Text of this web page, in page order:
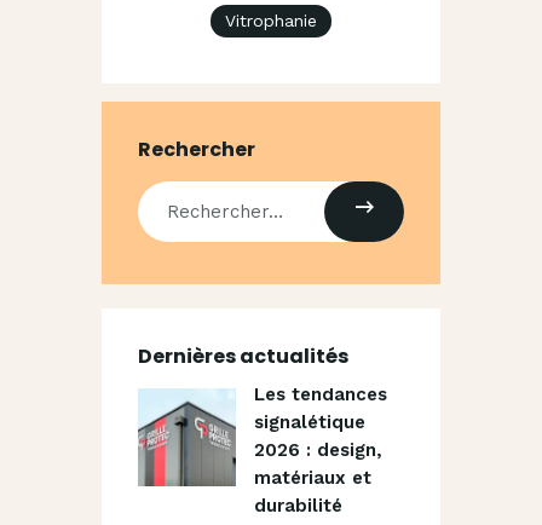
Vitrophanie
Rechercher
Dernières actualités
Les tendances
signalétique
2026 : design,
matériaux et
durabilité